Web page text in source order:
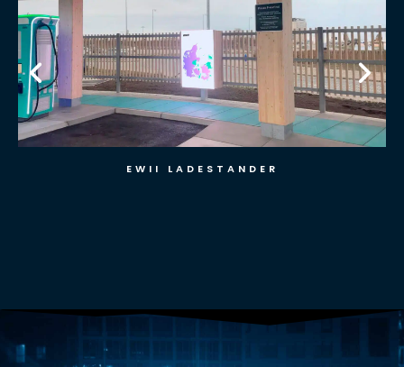
EWII LADESTANDER